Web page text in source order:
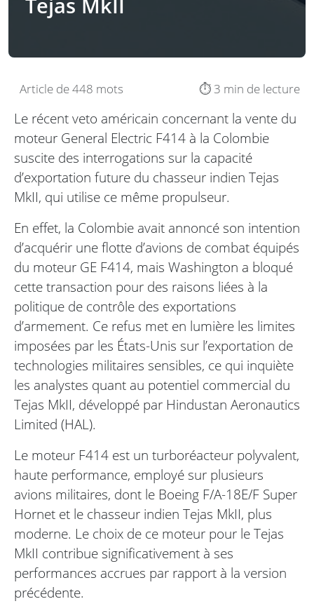
Tejas MkII
Article de 448 mots ⏱️ 3 min de lecture
Le récent veto américain concernant la vente du
moteur General Electric F414 à la Colombie
suscite des interrogations sur la capacité
d’exportation future du chasseur indien Tejas
MkII, qui utilise ce même propulseur.
En effet, la Colombie avait annoncé son intention
d’acquérir une flotte d’avions de combat équipés
du moteur GE F414, mais Washington a bloqué
cette transaction pour des raisons liées à la
politique de contrôle des exportations
d’armement. Ce refus met en lumière les limites
imposées par les États-Unis sur l’exportation de
technologies militaires sensibles, ce qui inquiète
les analystes quant au potentiel commercial du
Tejas MkII, développé par Hindustan Aeronautics
Limited (HAL).
Le moteur F414 est un turboréacteur polyvalent,
haute performance, employé sur plusieurs
avions militaires, dont le Boeing F/A-18E/F Super
Hornet et le chasseur indien Tejas MkII, plus
moderne. Le choix de ce moteur pour le Tejas
MkII contribue significativement à ses
performances accrues par rapport à la version
précédente.